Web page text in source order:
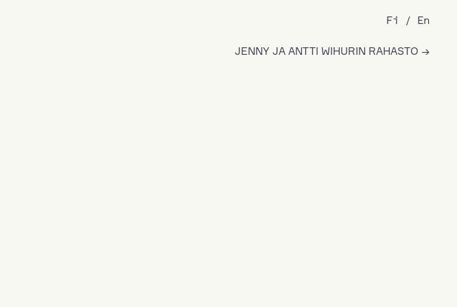
JENNY JA ANTTI WIHURIN RAHASTO
Fi En